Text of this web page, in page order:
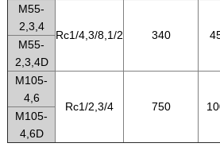
M55-
2,3,4
Rc1/4,3/8,1/2 340
M55-
2,3,4D
M105-
4,6
Rc1/2,3/4 750
M105-
4,6D